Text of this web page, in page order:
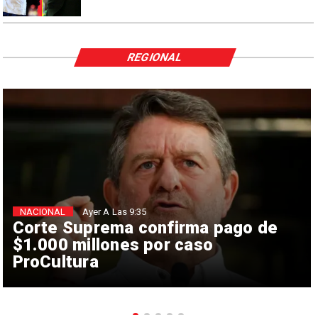
Corte Suprema confirma pago de
$1.000 millones por caso
ProCultura
NACIONAL Ayer A Las 9:35
REGIONAL